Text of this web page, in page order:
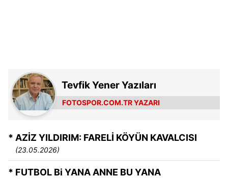
Tevfik Yener Yazıları
FOTOSPOR.COM.TR YAZARI
* AZİZ YILDIRIM: FARELİ KÖYÜN KAVALCISI
(23.05.2026)
* FUTBOL Bi YANA ANNE BU YANA